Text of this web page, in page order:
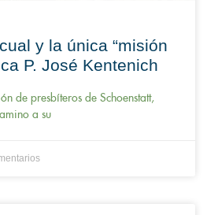
y la única “misión
P. José Kentenich
de presbíteros de Schoenstatt,
a su